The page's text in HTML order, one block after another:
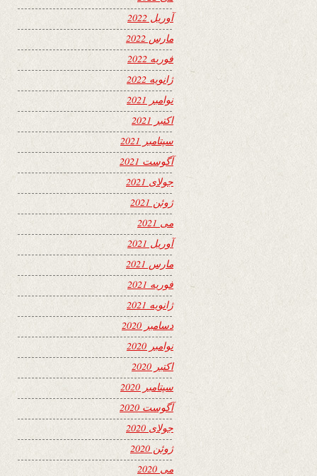
آوریل 2022
مارس 2022
فوریه 2022
ژانویه 2022
نوامبر 2021
اکتبر 2021
سپتامبر 2021
آگوست 2021
جولای 2021
ژوئن 2021
می 2021
آوریل 2021
مارس 2021
فوریه 2021
ژانویه 2021
دسامبر 2020
نوامبر 2020
اکتبر 2020
سپتامبر 2020
آگوست 2020
جولای 2020
ژوئن 2020
می 2020